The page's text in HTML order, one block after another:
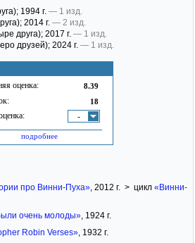
оценка: 8.39
18
-
подробнее
; 1994 г. — 1 изд.
; 2014 г. — 2 изд.
друга); 2017 г. — 1 изд.
друзей); 2024 г. — 1 изд.
про Винни-Пуха», 2012 г. > цикл«Винни-
очень молоды», 1924 г.
Robin Verses», 1932 г.